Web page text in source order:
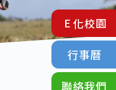
E化校園
行事曆
聯絡我們